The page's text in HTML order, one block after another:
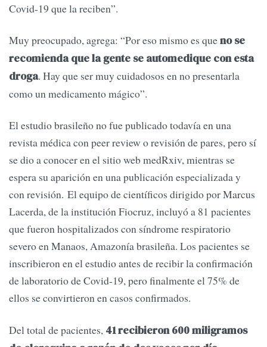
Covid-19 que la reciben”.
Muy preocupado, agrega: “Por eso mismo es queno se
recomienda que la gente se automedique con esta
droga. Hay que ser muy cuidadosos en no presentarla
como un medicamento mágico”.
El estudio brasileño no fue publicado todavía en una
revista médica con peer review o revisión de pares, pero sí
se dio a conocer en el sitio web medRxiv, mientras se
espera su aparición en una publicación especializada y
con revisión. El equipo de científicos dirigido por Marcus
Lacerda, de la institución Fiocruz, incluyó a 81 pacientes
que fueron hospitalizados con síndrome respiratorio
severo en Manaos, Amazonía brasileña. Los pacientes se
inscribieron en el estudio antes de recibir la confirmación
de laboratorio de Covid-19, pero finalmente el 75% de
ellos se convirtieron en casos confirmados.
Del total de pacientes, 41 recibieron 600 miligramos